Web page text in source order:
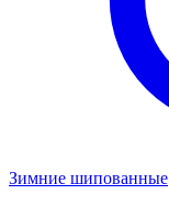
Зимние шипованные